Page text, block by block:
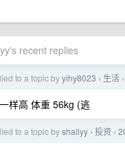
recent replies
to a topic byyihy8023 › 生活 ›
样高 体重 56kg (逃
to a topic byshallyy › 投资 ›